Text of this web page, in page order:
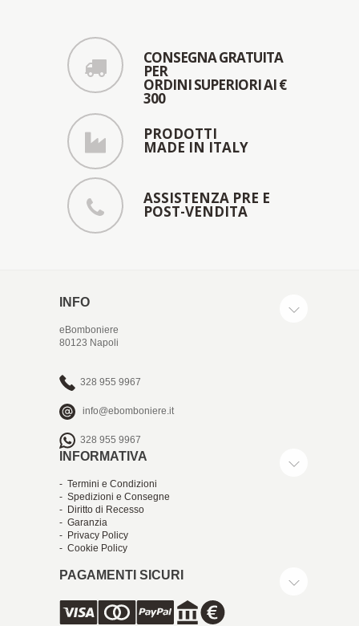
CONSEGNA GRATUITA
PER
ORDINI SUPERIORI AI €
300
PRODOTTI
MADE IN ITALY
ASSISTENZA PRE E
POST-VENDITA
INFO
eBomboniere
80123 Napoli
328 955 9967
info@ebomboniere.it
328 955 9967
INFORMATIVA
- Termini e Condizioni
- Spedizioni e Consegne
- Diritto di Recesso
- Garanzia
- Privacy Policy
- Cookie Policy
PAGAMENTI SICURI